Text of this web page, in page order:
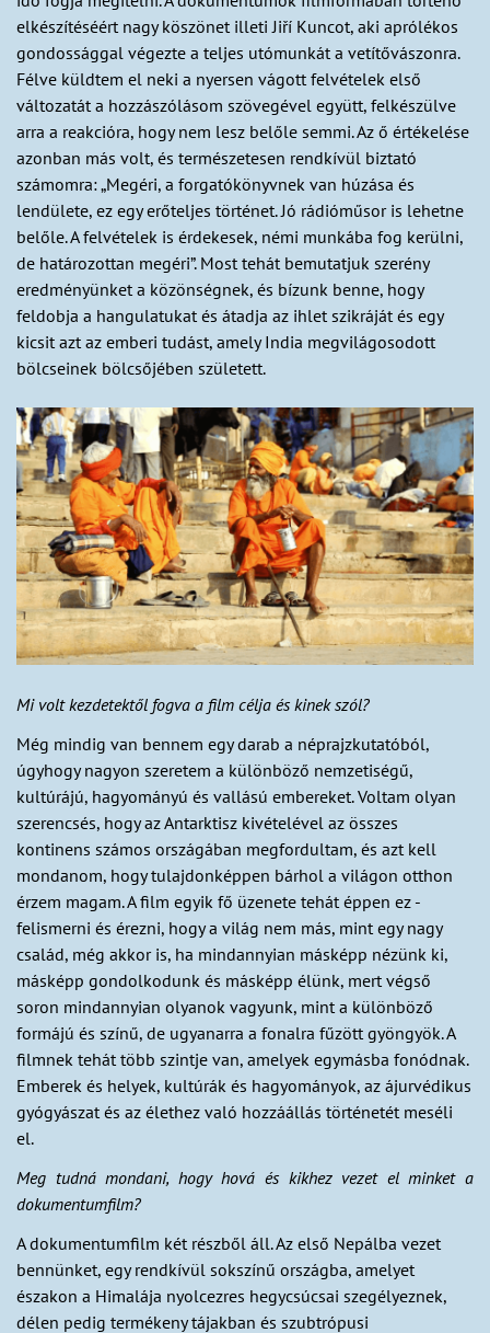
elkészítéséért nagy köszönet illeti Jiří Kuncot, aki aprólékos
gondossággal végezte a teljes utómunkát a vetítővászonra.
Félve küldtem el neki a nyersen vágott felvételek első
változatát a hozzászólásom szövegével együtt, felkészülve
arra a reakcióra, hogy nem lesz belőle semmi. Az ő értékelése
azonban más volt, és természetesen rendkívül biztató
számomra: „Megéri, a forgatókönyvnek van húzása és
lendülete, ez egy erőteljes történet. Jó rádióműsor is lehetne
belőle. A felvételek is érdekesek, némi munkába fog kerülni,
de határozottan megéri”. Most tehát bemutatjuk szerény
eredményünket a közönségnek, és bízunk benne, hogy
feldobja a hangulatukat és átadja az ihlet szikráját és egy
kicsit azt az emberi tudást, amely India megvilágosodott
bölcseinek bölcsőjében született.
Mi volt kezdetektől fogva a film célja és kinek szól?
Még mindig van bennem egy darab a néprajzkutatóból,
úgyhogy nagyon szeretem a különböző nemzetiségű,
kultúrájú, hagyományú és vallású embereket. Voltam olyan
szerencsés, hogy az Antarktisz kivételével az összes
kontinens számos országában megfordultam, és azt kell
mondanom, hogy tulajdonképpen bárhol a világon otthon
érzem magam. A film egyik fő üzenete tehát éppen ez -
felismerni és érezni, hogy a világ nem más, mint egy nagy
család, még akkor is, ha mindannyian másképp nézünk ki,
másképp gondolkodunk és másképp élünk, mert végső
soron mindannyian olyanok vagyunk, mint a különböző
formájú és színű, de ugyanarra a fonalra fűzött gyöngyök. A
filmnek tehát több szintje van, amelyek egymásba fonódnak.
Emberek és helyek, kultúrák és hagyományok, az ájurvédikus
gyógyászat és az élethez való hozzáállás történetét meséli
el.
Meg tudná mondani, hogy hová és kikhez vezet el minket a
dokumentumfilm?
A dokumentumfilm két részből áll. Az első Nepálba vezet
bennünket, egy rendkívül sokszínű országba, amelyet
északon a Himalája nyolcezres hegycsúcsai szegélyeznek,
délen pedig termékeny tájakban és szubtrópusi